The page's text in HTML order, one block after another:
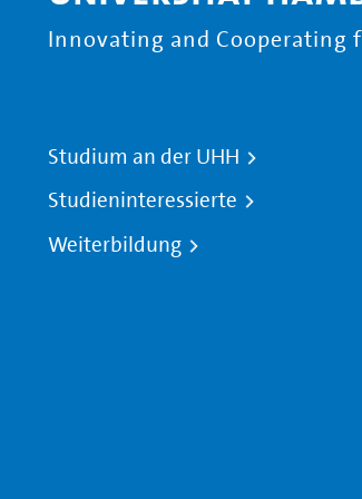
Innovating and Cooperating
Studium an der UHH
Studieninteressierte
Weiterbildung